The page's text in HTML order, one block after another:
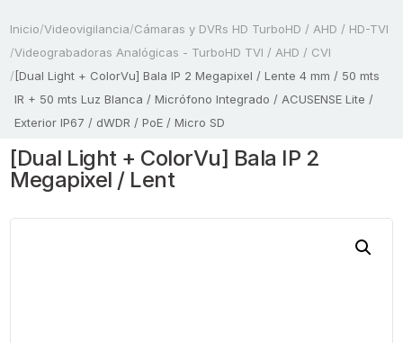
Inicio/Videovigilancia/Cámaras y DVRs HD TurboHD / AHD / HD-TVI
/Videograbadoras Analógicas - TurboHD TVI / AHD / CVI
/ [Dual Light + ColorVu] Bala IP 2 Megapixel / Lente 4 mm / 50 mts
IR + 50 mts Luz Blanca / Micrófono Integrado / ACUSENSE Lite /
Exterior IP67 / dWDR / PoE / Micro SD
[Dual Light + ColorVu] Bala IP 2
Megapixel / Lent